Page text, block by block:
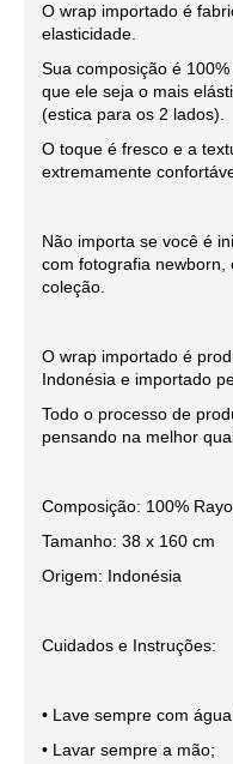
O wrap importado é
elasticidade.
Sua composição é
que ele seja o mais
(estica para os 2 lados).
O toque é fresco e a
extremamente
Não importa se você é
com fotografia newborn,
coleção.
O wrap importado é
Indonésia e importado
Todo o processo de
pensando na melhor
Composição: 100%
Tamanho: 38 x 160 cm
Origem: Indonésia
Cuidados e Instruções:
• Lave sempre com
• Lavar sempre a mão;